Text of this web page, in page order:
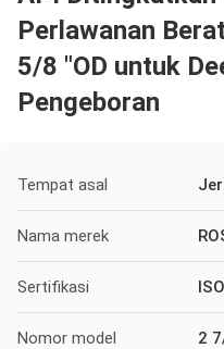
Perlawanan
5/8 "OD untuk
Pengeboran
Tempat asal
Nama merek
Sertifikasi
Nomor model 2